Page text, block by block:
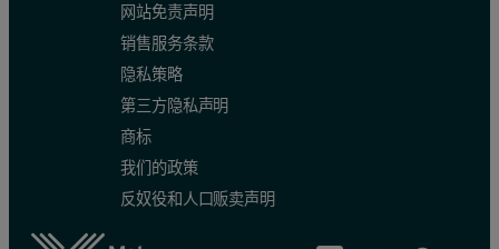
网站免责声明
销售服务条款
隐私策略
第三方隐私声明
商标
我们的政策
反奴役和人口贩卖声明